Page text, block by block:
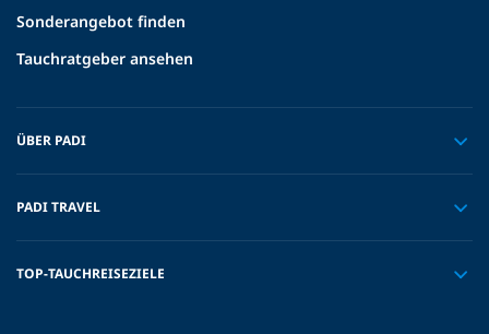
Sonderangebot finden
Tauchratgeber ansehen
ÜBER PADI
PADI TRAVEL
TOP-TAUCHREISEZIELE